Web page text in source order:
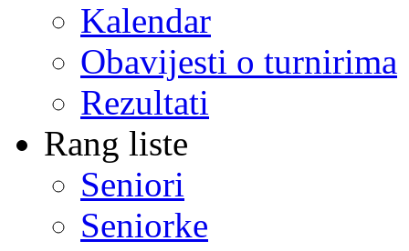
Kalendar
Obavijesti o turnirima
Rezultati
Rang liste
Seniori
Seniorke